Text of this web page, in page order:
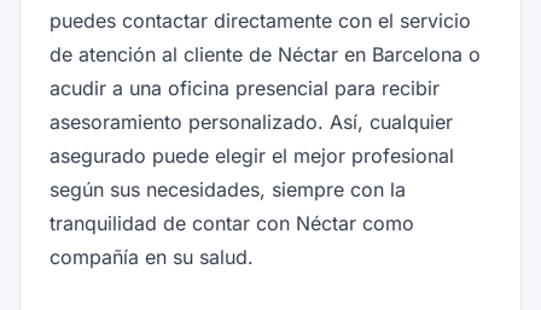
puedes contactar directamente con el servicio
de atención al cliente de Néctar en Barcelona o
acudir a una oficina presencial para recibir
asesoramiento personalizado. Así, cualquier
asegurado puede elegir el mejor profesional
según sus necesidades, siempre con la
tranquilidad de contar con Néctar como
compañía en su salud.